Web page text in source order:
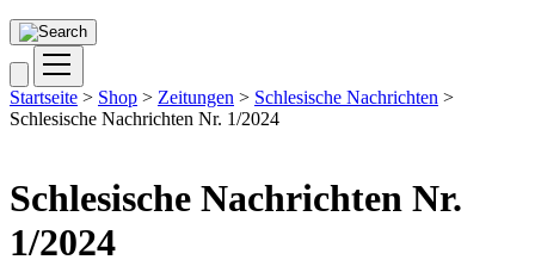
Startseite > Shop > Zeitungen > Schlesische Nachrichten >
Schlesische Nachrichten Nr. 1/2024
Schlesische Nachrichten Nr.
1/2024